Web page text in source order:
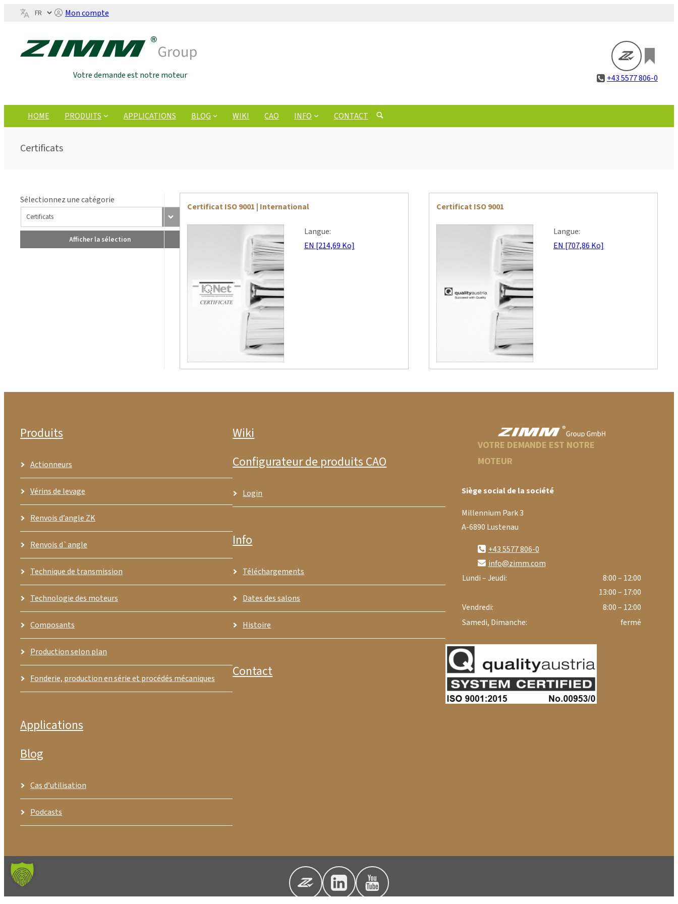
Mon compte
Votre demande est notre moteur +43 5577 806-0
HOME PRODUITS APPLICATIONS BLOG WIKI CAO INFO CONTACT
Certificats
Sélectionnez une catégorie
Afficher la sélection
Certificat ISO 9001 | International
Langue:
EN [214,69 Ko]
Certificat ISO 9001
Langue:
EN [707,86 Ko]
Produits
Actionneurs
Vérins de levage
Renvois d’angle ZK
Renvois d`angle
Technique de transmission
Technologie des moteurs
Composants
Production selon plan
Fonderie, production en série et procédés mécaniques
Applications
Blog
Cas d’utilisation
Podcasts
Wiki
Configurateur de produits CAO
Login
Info
Téléchargements
Dates des salons
Histoire
Contact
VOTRE DEMANDE EST NOTRE
MOTEUR
Siège social de la société
Millennium Park 3
A-6890 Lustenau
+43 5577 806-0
info@zimm.com
Lundi – Jeudi:
8:00 – 12:00
13:00 – 17:00
Vendredi:
8:00 – 12:00
Samedi, Dimanche:
fermé